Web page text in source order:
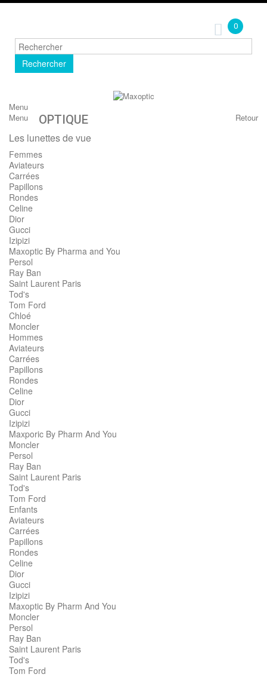
0
Rechercher
Menu
Menu
Retour
OPTIQUE
Les lunettes de vue
Femmes
Aviateurs
Carrées
Papillons
Rondes
Celine
Dior
Gucci
Izipizi
Maxoptic By Pharma and You
Persol
Ray Ban
Saint Laurent Paris
Tod's
Tom Ford
Chloé
Moncler
Hommes
Aviateurs
Carrées
Papillons
Rondes
Celine
Dior
Gucci
Izipizi
Maxporic By Pharm And You
Moncler
Persol
Ray Ban
Saint Laurent Paris
Tod's
Tom Ford
Enfants
Aviateurs
Carrées
Papillons
Rondes
Celine
Dior
Gucci
Izipizi
Maxoptic By Pharm And You
Moncler
Persol
Ray Ban
Saint Laurent Paris
Tod's
Tom Ford